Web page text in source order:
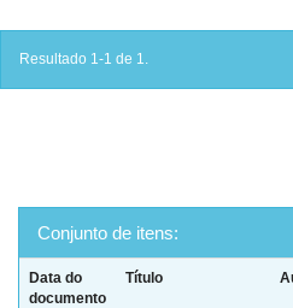
Resultado 1-1 de 1.
Conjunto de itens:
Data do
documento
Título